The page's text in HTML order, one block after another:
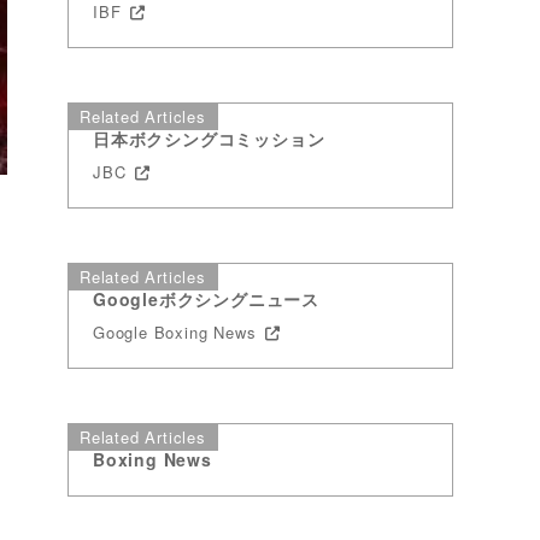
IBF
Related Articles
日本ボクシングコミッション
JBC
Related Articles
Googleボクシングニュース
Google Boxing News
Related Articles
Boxing News